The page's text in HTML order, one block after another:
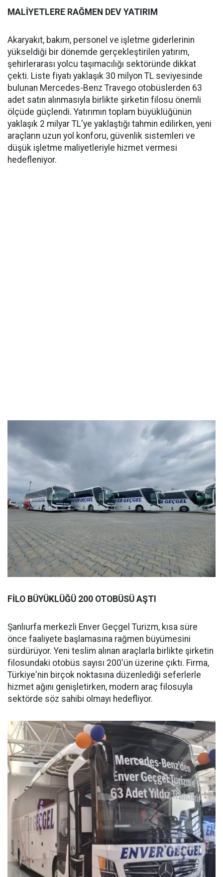
MALİYETLERE RAĞMEN DEV YATIRIM
Akaryakıt, bakım, personel ve işletme giderlerinin
yükseldiği bir dönemde gerçekleştirilen yatırım,
şehirlerarası yolcu taşımacılığı sektöründe dikkat
çekti. Liste fiyatı yaklaşık 30 milyon TL seviyesinde
bulunan Mercedes-Benz Travego otobüslerden 63
adet satın alınmasıyla birlikte şirketin filosu önemli
ölçüde güçlendi. Yatırımın toplam büyüklüğünün
yaklaşık 2 milyar TL'ye yaklaştığı tahmin edilirken, yeni
araçların uzun yol konforu, güvenlik sistemleri ve
düşük işletme maliyetleriyle hizmet vermesi
hedefleniyor.
FİLO BÜYÜKLÜĞÜ 200 OTOBÜSÜ AŞTI
Şanlıurfa merkezli Enver Geçgel Turizm, kısa süre
önce faaliyete başlamasına rağmen büyümesini
sürdürüyor. Yeni teslim alınan araçlarla birlikte şirketin
filosundaki otobüs sayısı 200'ün üzerine çıktı. Firma,
Türkiye'nin birçok noktasına düzenlediği seferlerle
hizmet ağını genişletirken, modern araç filosuyla
sektörde söz sahibi olmayı hedefliyor.